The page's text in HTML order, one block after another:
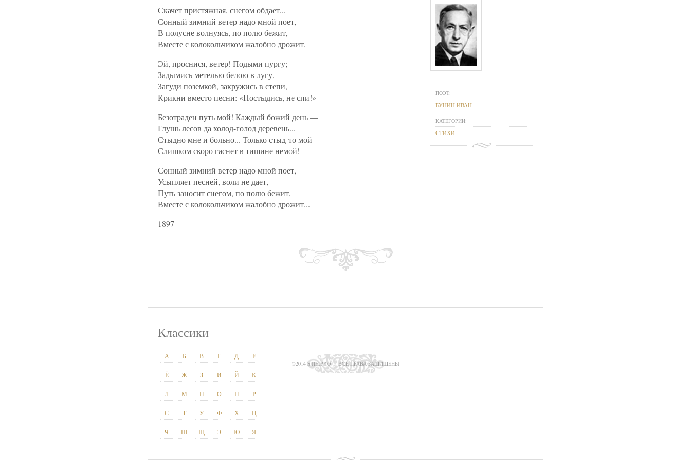
Скачет пристяжная, снегом обдает...
Сонный зимний ветер надо мной поет,
В полусне волнуясь, по полю бежит,
Вместе с колокольчиком жалобно дрожит.
Эй, проснися, ветер! Подыми пургу;
Задымись метелью белою в лугу,
Загуди поземкой, закружись в степи,
Крикни вместо песни: «Постыдись, не спи!»
Безотраден путь мой! Каждый божий день —
Глушь лесов да холод-голод деревень...
Стыдно мне и больно... Только стыд-то мой
Слишком скоро гаснет в тишине немой!
Сонный зимний ветер надо мной поет,
Усыпляет песней, воли не дает,
Путь заносит снегом, по полю бежит,
Вместе с колокольчиком жалобно дрожит...
1897
ПОЭТ:
БУНИН ИВАН
КАТЕГОРИИ:
СТИХИ
Классики
А Б В Г Д Е
Ё Ж З И Й К
Л М Н О П Р
С Т У Ф Х Ц
Ч Ш Щ Э Ю Я
©2014 STIH.PRO ВСЕ ПРАВА ЗАЩИЩЕНЫ